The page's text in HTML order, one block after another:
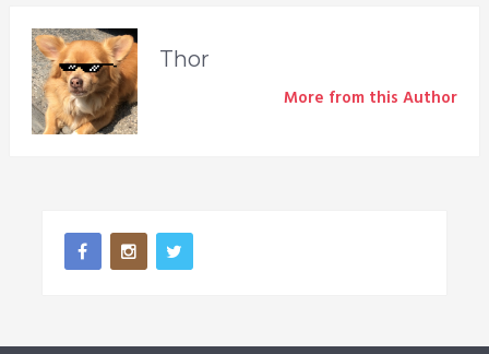
Thor
More from this Author